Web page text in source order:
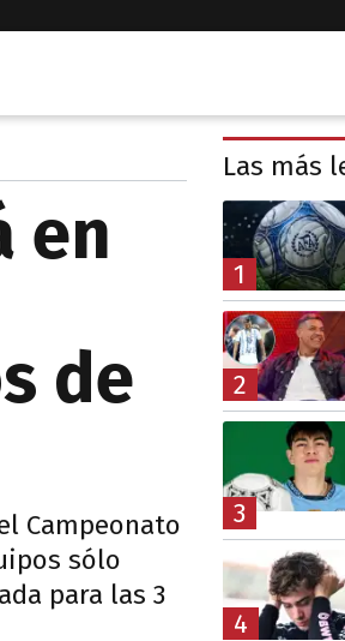
en
de
Campeonato
sólo
para las 3
Las más
1
2
3
4